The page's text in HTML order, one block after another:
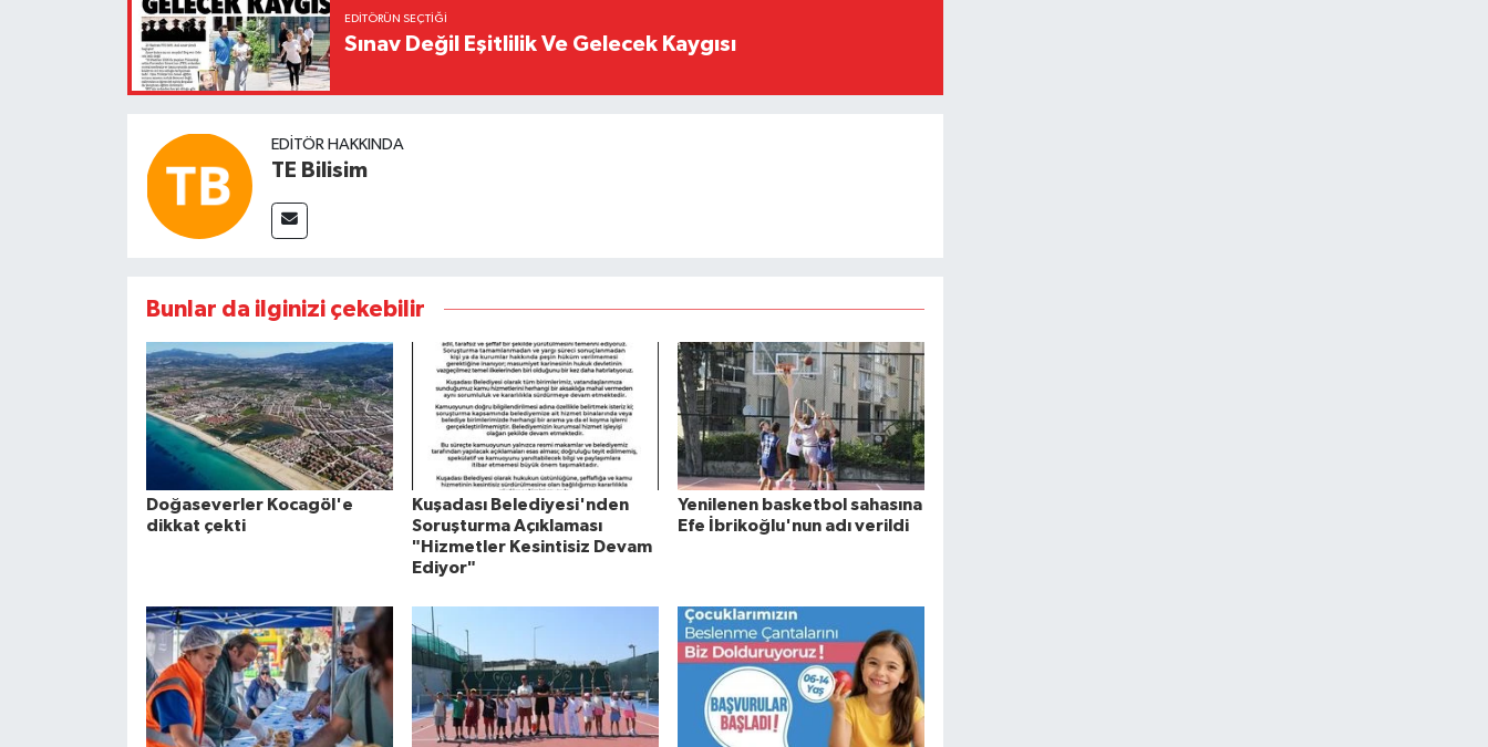
EDITÖRÜN SEÇTIĞI
Sınav Değil Eşitlilik Ve Gelecek Kaygısı
EDITÖR HAKKINDA
TE Bilisim
Bunlar da ilginizi çekebilir
Doğaseverler Kocagöl'e
dikkat çekti
Kuşadası Belediyesi'nden
Soruşturma Açıklaması
"Hizmetler Kesintisiz Devam
Ediyor"
Yenilenen basketbol sahasına
Efe İbrikoğlu'nun adı verildi